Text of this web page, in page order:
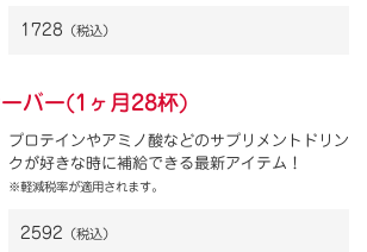
1728 （税込）
バー(1ヶ月28杯)
プロテインやアミノ酸などのサプリメントドリン
クが好きな時に補給できる最新アイテム！
※軽減税率が適用されます。
2592 （税込）